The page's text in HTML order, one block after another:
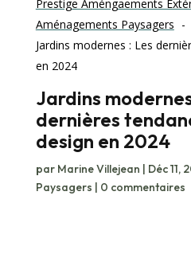
Prestige Améngaements
Aménagements Paysagers
Jardins modernes : Les
en 2024
Jardins
dernières
design en 2024
par Marine Villejean | Déc 11,
Paysagers | 0 commentaires